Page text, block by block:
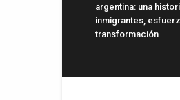
argentina: una
inmigrantes,
transformación